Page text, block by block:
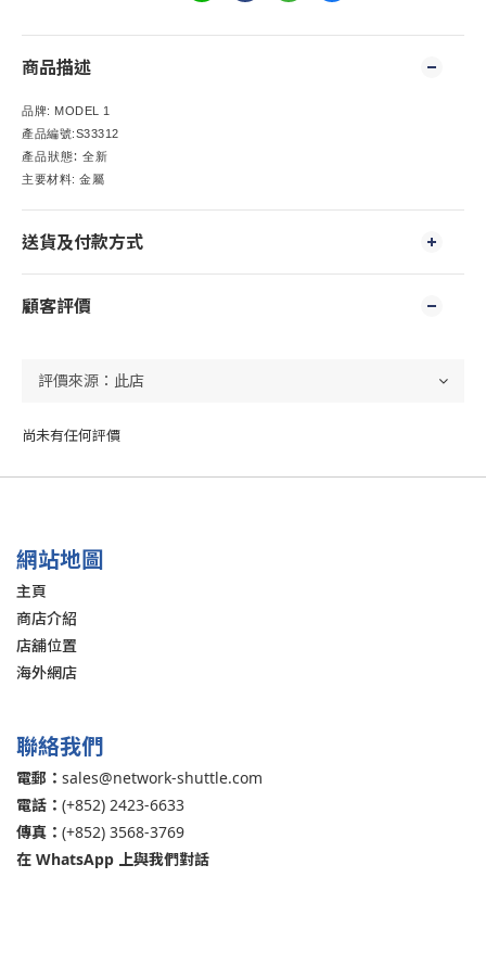
商品描述
品牌: MODEL 1
產品編號:S33312
產品狀態: 全新
主要材料: 金屬
送貨及付款方式
顧客評價
尚未有任何評價
網站地圖
主頁
商店介紹
店舖位置
海外網店
聯絡我們
電郵： sales@network-shuttle.com
電話： (+852) 2423-6633
傳真： (+852) 3568-3769
在 WhatsApp 上與我們對話